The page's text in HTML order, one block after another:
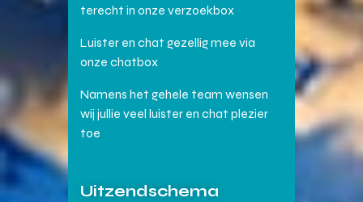
terecht in onze verzoekbox
Luister en chat gezellig mee via
onze chatbox
Namens het gehele team wensen
wij jullie veel luister en chat plezier
toe
Uitzendschema